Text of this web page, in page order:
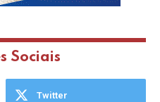
Sociais
Twitter